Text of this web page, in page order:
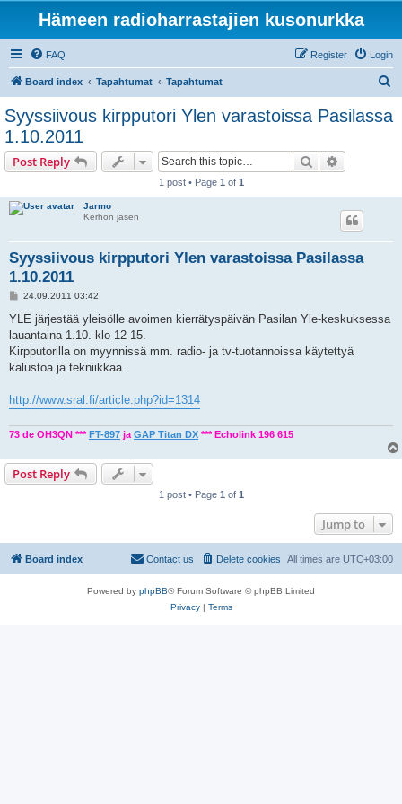
Hämeen radioharrastajien kusonurkka
FAQ Login
Register
Board index Tapahtumat Tapahtumat
a
Syyssiivous kirpputori Ylen varastoissa Pasilassa
1.10.2011
Post Reply Search
1 post • Page 1 of 1
Jarmo
Kerhon jäsen
Syyssiivous kirpputori Ylen varastoissa Pasilassa
1.10.2011
P
s
24.09.2011 03:42
YLE järjestää yleisölle avoimen kierrätyspäivän Pasilan Yle-keskuksessa
lauantaina 1.10. klo 12-15.
Kirpputorilla on myynnissä mm. radio- ja tv-tuotannoissa käytettyä
kalustoa ja tekniikkaa.
http://www.sral.fi/article.php?id=1314
73 de OH3QN ***FT-897 ja GAP Titan DX *** Echolink 196 615
Post Reply
1 post • Page 1 of 1
Jump to
Board index All times are UTC+03:00
Delete cookies
Contact us
Powered by phpBB® Forum Software © phpBB Limited
Privacy| Terms